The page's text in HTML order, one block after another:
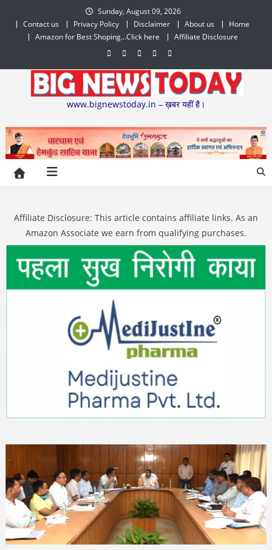
content
Sunday, August 09, 2026
Contact us
Privacy Policy Disclaimer About us
Home
Amazon for Best Shoping…Click here
Affiliate Disclosure
www.bignewstoday.in – ख़बर यहीं है।
Affiliate Disclosure: This article contains affiliate links. As an
Amazon Associate we earn from qualifying purchases.